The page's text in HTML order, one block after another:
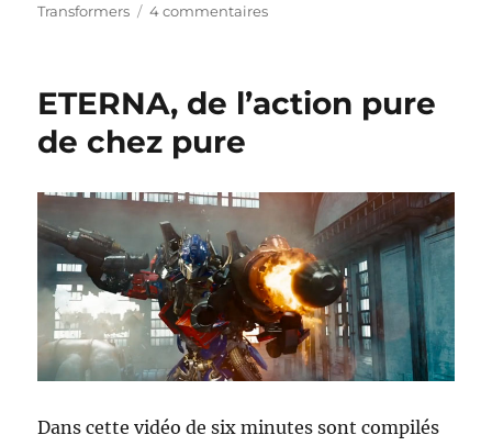
Transformers
4 commentairessur
Élastique
ETERNA, de l’action pure
de chez pure
Dans cette vidéo de six minutes sont compilés